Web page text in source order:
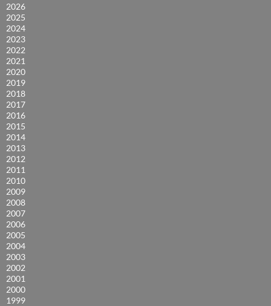
2026
2025
2024
2023
2022
2021
2020
2019
2018
2017
2016
2015
2014
2013
2012
2011
2010
2009
2008
2007
2006
2005
2004
2003
2002
2001
2000
1999